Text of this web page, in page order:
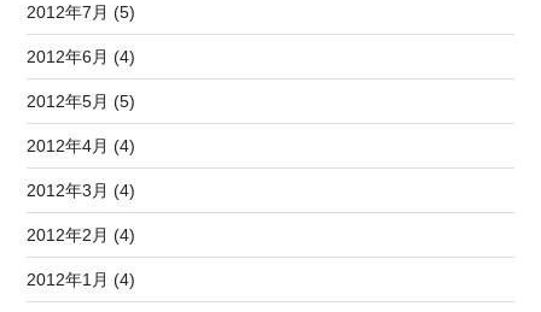
2012年7月 (5)
2012年6月 (4)
2012年5月 (5)
2012年4月 (4)
2012年3月 (4)
2012年2月 (4)
2012年1月 (4)